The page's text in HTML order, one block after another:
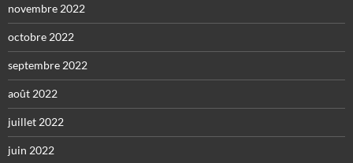
novembre 2022
octobre 2022
septembre 2022
août 2022
juillet 2022
juin 2022